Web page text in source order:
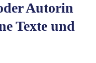
Autorin
Texte und